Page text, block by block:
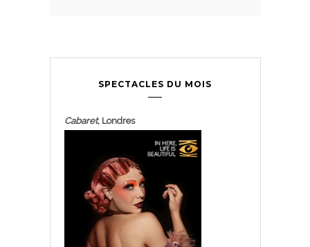
SPECTACLES DU MOIS
Cabaret, Londres